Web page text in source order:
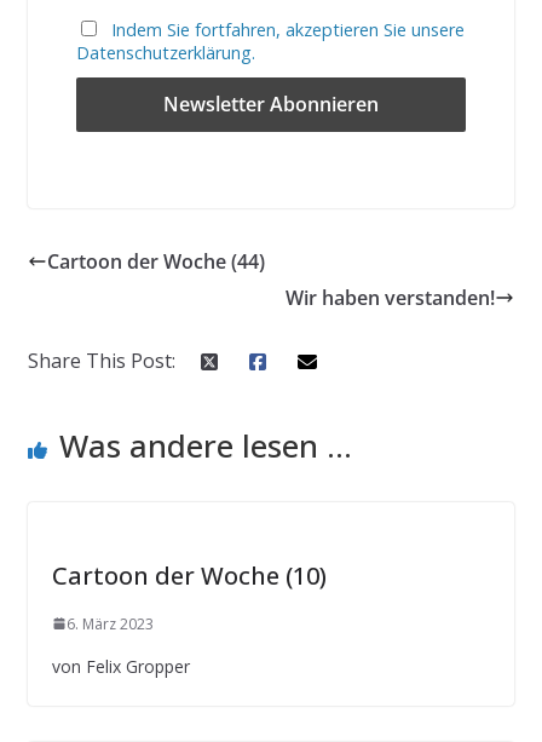
Indem Sie fortfahren, akzeptieren Sie unsere
Datenschutzerklärung.
Cartoon der Woche (44)
Wir haben verstanden!
Share This Post:
Was andere lesen ...
Cartoon der Woche (10)
6. März 2023
von Felix Gropper